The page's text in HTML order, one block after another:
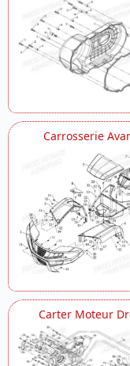
Carrosserie
Carter Moteur